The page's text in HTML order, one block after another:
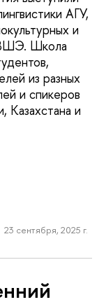
АГУ,
и
Школа
из разных
и спикеров
Казахстана и
23 сентября, 2025 г.